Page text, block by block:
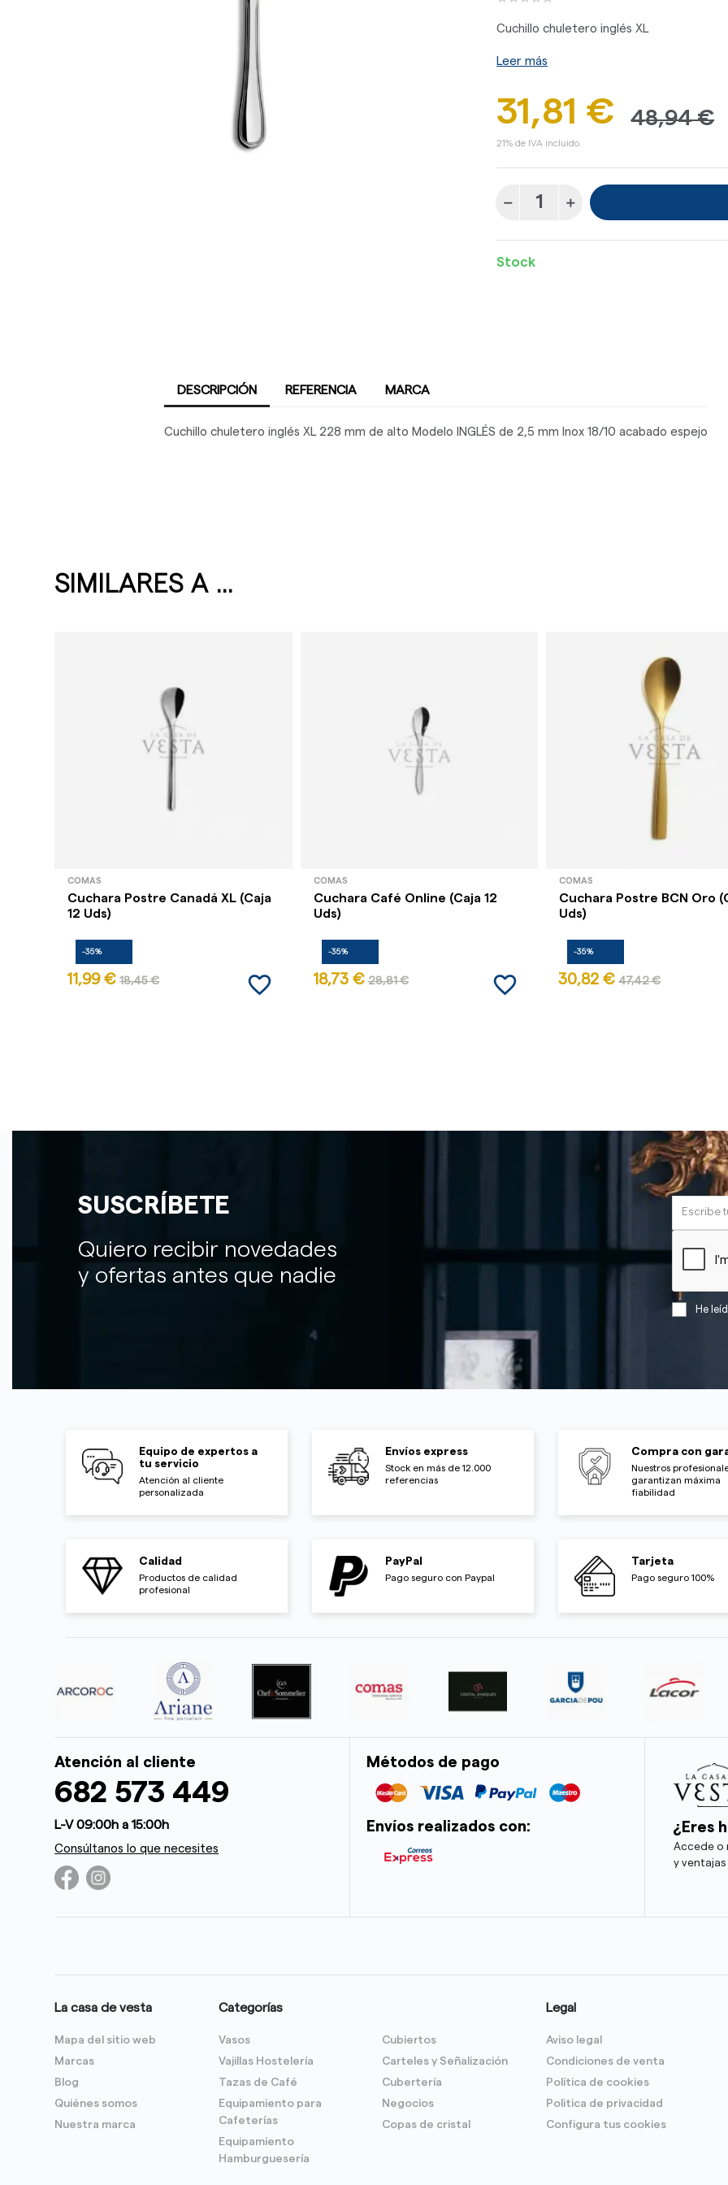
Cuchillo chuletero inglés XL
Leer más
31,81 € 48,94 €
21% de IVA incluido.
Stock
DESCRIPCIÓN REFERENCIA MARCA
Cuchillo chuletero inglés XL 228 mm de alto Modelo INGLÉS de 2,5 mm Inox 18/10 acabado espejo
SIMILARES A ...
COMAS
Cuchara Postre Canadá XL (Caja
12 Uds)
-35%
11,99 € 18,45 € favorite_border
COMAS
Cuchara Café Online (Caja 12
Uds)
-35%
18,73 € 28,81 € favorite_border
COMAS
Cuchara Postre BCN Oro
Uds)
-35%
30,82 € 47,42 €
SUSCRÍBETE
Quiero recibir novedades
y ofertas antes que nadie
He
Equipo de expertos a
tu servicio
Atención al cliente
personalizada
Envíos express
Stock en más de 12.000
referencias
Compra con
Nuestros
garantizan máxima
fiabilidad
Calidad
Productos de calidad
profesional
PayPal
Pago seguro con Paypal
Tarjeta
Pago seguro 100%
Atención al cliente
682 573 449
L-V 09:00h a 15:00h
Consúltanos lo que necesites
Métodos de pago
Envíos realizados con: ¿Eres
Accede o
y
La casa de vesta
Mapa del sitio web
Marcas
Blog
Quiénes somos
Nuestra marca
Categorías
Vasos
Vajillas Hostelería
Tazas de Café
Equipamiento para
Cafeterías
Equipamiento
Hamburguesería
Cubiertos
Carteles y Señalización
Cubertería
Negocios
Copas de cristal
Legal
Aviso legal
Condiciones de venta
Política de cookies
Politica de privacidad
Configura tus cookies